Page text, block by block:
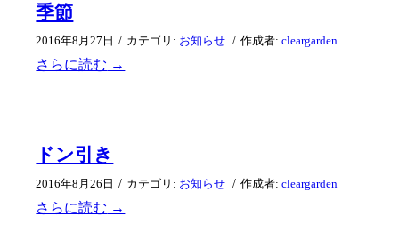
季節
2016年8月27日 / カテゴリ: お知らせ / 作成者:cleargarden
さらに読む →
ドン引き
2016年8月26日 / カテゴリ: お知らせ / 作成者:cleargarden
さらに読む →